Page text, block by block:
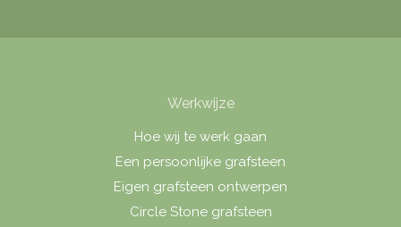
Werkwijze
Hoe wij te werk gaan
Een persoonlijke grafsteen
Eigen grafsteen ontwerpen
Circle Stone grafsteen